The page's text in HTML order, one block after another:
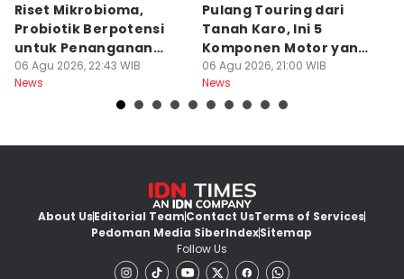
Riset Mikrobioma,
Probiotik Berpotensi
untuk Penanganan
Jerawat
06 Agu 2026, 22:43 WIB
News
Pulang Touring dari
Tanah Karo, Ini 5
Komponen Motor yang
Wajib Dicek
06 Agu 2026, 21:00 WIB
News
About UsEditorial TeamContact UsTerms of Services
Pedoman Media SiberIndexSitemap
Follow Us